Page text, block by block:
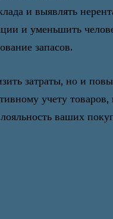
и выявлять
и уменьшить
запасов.
затраты, но и
учету
ваших